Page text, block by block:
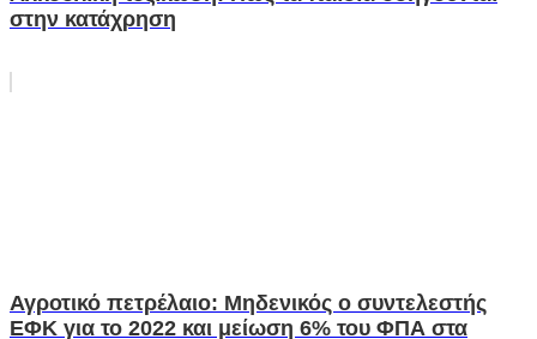
στην κατάχρηση
Αγροτικό πετρέλαιο: Μηδενικός ο συντελεστής
ΕΦΚ για το 2022 και μείωση 6% του ΦΠΑ στα